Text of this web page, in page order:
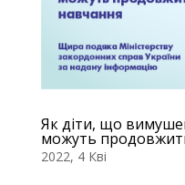
Як діти, що
можуть
2022, 4 Кві